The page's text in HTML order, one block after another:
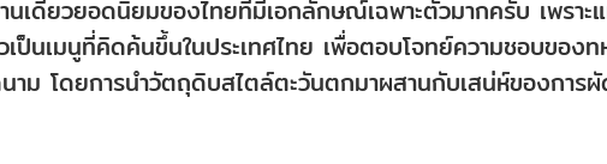
นเดียวยอดนิยมของไทยที่มีเอกลักษณ์เฉพาะตัวมากครับ เพราะ
ป็นเมนูที่คิดค้นขึ้นในประเทศไทย เพื่อตอบโจทย์ความชอบของท
าม โดยการนำวัตถุดิบสไตล์ตะวันตกมาผสานกับเสน่ห์ของการ